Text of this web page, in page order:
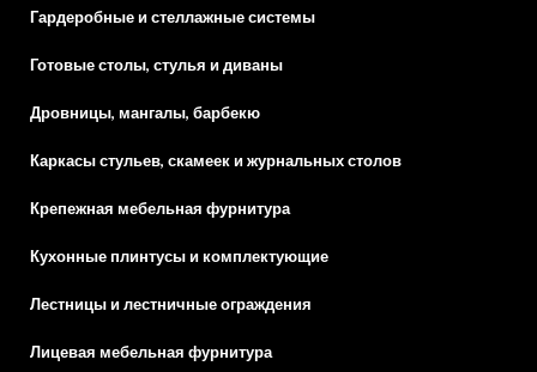
Гардеробные и стеллажные системы
Готовые столы, стулья и диваны
Дровницы, мангалы, барбекю
Каркасы стульев, скамеек и журнальных столов
Крепежная мебельная фурнитура
Кухонные плинтусы и комплектующие
Лестницы и лестничные ограждения
Лицевая мебельная фурнитура